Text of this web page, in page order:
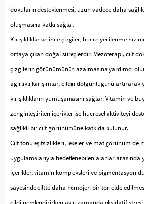
dokuların desteklenmesi, uzun vadede daha
oluşmasına katkı sağlar.
Kırışıklıklar ve ince çizgiler, hücre yenilenme
ortaya çıkan doğal süreçlerdir. Mezoterapi, cilt
çizgilerin görünümünün azalmasına yardımcı
ağırlıklı karışımlar, cildin dolgunluğunu artırarak
kırışıklıkların yumuşamasını sağlar. Vitamin ve
zenginleştirilen içerikler ise hücresel aktiviteyi
sağlıklı bir cilt görünümüne katkıda bulunur.
Cilt tonu eşitsizlikleri, lekeler ve mat görünüm de
uygulamalarıyla hedeflenebilen alanlar arasında
içerikler, vitamin kompleksleri ve pigmentasyon
sayesinde ciltte daha homojen bir ton elde
cildi nemlendirirken aynı zamanda oksidatif